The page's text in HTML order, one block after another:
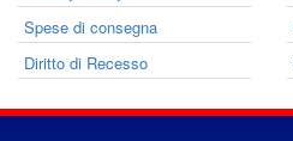
Spese di consegna
Diritto di Recesso